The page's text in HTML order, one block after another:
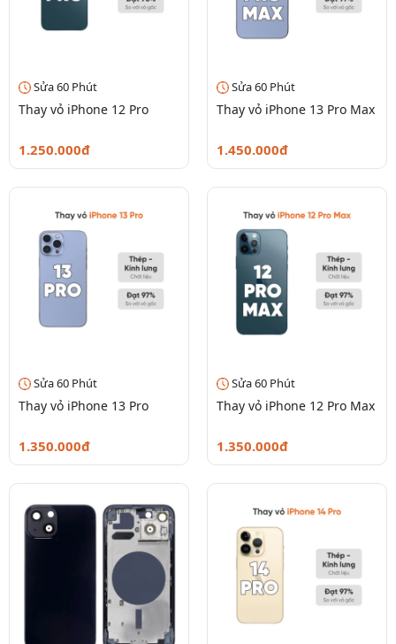
Sửa 60 Phút
Thay vỏ iPhone 12 Pro
1.250.000đ
Sửa 60 Phút
Thay vỏ iPhone 13 Pro Max
1.450.000đ
Sửa 60 Phút
Thay vỏ iPhone 13 Pro
1.350.000đ
Sửa 60 Phút
Thay vỏ iPhone 12 Pro Max
1.350.000đ